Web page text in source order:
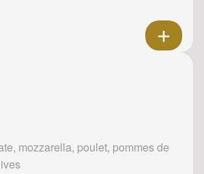
mozzarella, poulet, pommes de